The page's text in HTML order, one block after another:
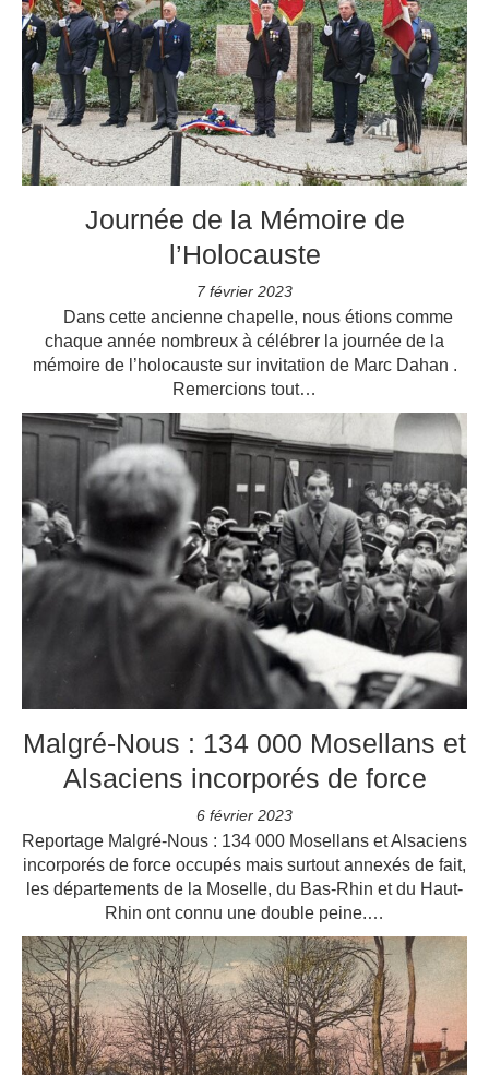
Journée de la Mémoire de
l’Holocauste
7 février 2023
Dans cette ancienne chapelle, nous étions comme
chaque année nombreux à célébrer la journée de la
mémoire de l’holocauste sur invitation de Marc Dahan .
Remercions tout…
Malgré-Nous : 134 000 Mosellans et
Alsaciens incorporés de force
6 février 2023
Reportage Malgré-Nous : 134 000 Mosellans et Alsaciens
incorporés de force occupés mais surtout annexés de fait,
les départements de la Moselle, du Bas-Rhin et du Haut-
Rhin ont connu une double peine.…